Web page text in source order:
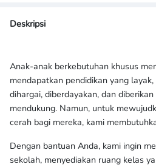
Deskripsi
Anak-anak berkebutuhan khusus
mendapatkan pendidikan yang
dihargai, diberdayakan, dan
mendukung. Namun, untuk
cerah bagi mereka, kami
Dengan bantuan Anda, kami ingin
sekolah, menyediakan ruang kelas